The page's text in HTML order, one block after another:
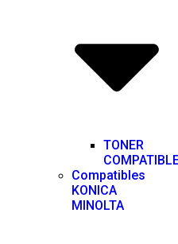
TONER
Compatibles
KONICA
MINOLTA